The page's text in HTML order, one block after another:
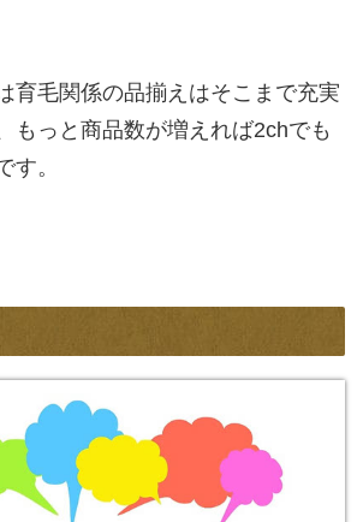
育毛関係の品揃えはそこまで充実
もっと商品数が増えれば2chでも
す。